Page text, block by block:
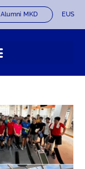
Alumni MKD EUS